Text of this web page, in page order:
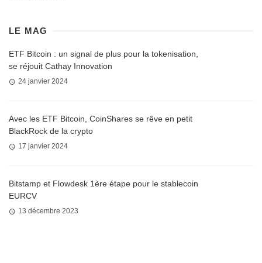
LE MAG
ETF Bitcoin : un signal de plus pour la tokenisation,
se réjouit Cathay Innovation
24 janvier 2024
Avec les ETF Bitcoin, CoinShares se rêve en petit
BlackRock de la crypto
17 janvier 2024
Bitstamp et Flowdesk 1ère étape pour le stablecoin
EURCV
13 décembre 2023